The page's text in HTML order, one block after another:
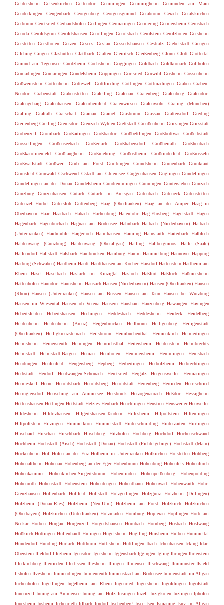
Geldersheim
Gelsenkirchen Geltendorf Gemmingen Gemmrigheim
Gemünden am Main
Genderkingen
Gengenbach Georgenberg Georgensgmünd Gerabronn Gerach
Geratskirchen
Gerbrunn Geretsried Gerhardshofen Gerlingen Germaringen Germering Germersheim Gernsbach
Geroda Geroldsgrün Geroldshausen Gerolfingen Gerolsbach Gerolstein Gerolzhofen Gersheim
Gerstetten
Gersthofen Gerzen Gesees Geslau Gessertshausen Gestratz Giebelstadt
Giengen
Gilching Gingen Glashütten Glattbach Glatten Gleiritsch Gleißenberg Glonn Glött Glottertal
Gmund am Tegernsee Gnotzheim Gochsheim Göggingen Goldbach Goldkronach Gollhofen
Gomadingen Gomaringen Gondelsheim Göppingen Görisried Görwihl Gosheim Gössenheim
Gößweinstein Gottenheim Gotteszell Gottfrieding Göttingen Gottmadingen Graben Graben-
Neudorf
Grabenstätt Grabenstetten Gräfelfing Grafenau Grafenberg Gräfenberg
Gräfendorf
Grafengehaig
Grafenhausen Grafenrheinfeld Grafenwiesen Grafenwöhr
Grafing (München)
Grafling
Grafrath Grafschaft Grainau Grainet Grasbrunn Grassau Grattersdorf
Greding
Greifenberg Greiling Gremsdorf Grenzach-Wyhlen Grettstadt Greußenheim Griesingen Griesstätt
Gröbenzell
Grömbach Großaitingen Großbardorf Großbettlingen Großbottwar
Großeibstadt
Grosselfingen
Großenseebach Großerlach Großhabersdorf Großheirath
Großheubach
Großkarolinenfeld
Großlangheim Großmehring Großostheim Großrinderfeld
Großrosseln
Großwallstadt
Großweil Grub am Forst Gruibingen Grundsheim Grünenbach
Grünkraut
Grünsfeld Grünwald Gschwend Gstadt am Chiemsee Guggenhausen Güglingen Gundelfingen
Gundelfingen an der Donau Gundelsheim Gundremmingen Gunningen Güntersleben Günzach
Günzburg
Gunzenhausen Gutach Gutach im Breisgau Gütenbach Guteneck
Gutenstetten
Gutenzell-Hürbel
Gütersloh Guttenberg Haag (Oberfranken) Haag an der Amper
Haag in
Oberbayern
Haar Haarbach Habach Hachenburg Hafenlohr Häg-Ehrsberg Hagelstadt
Hagen
Hagenbach Hagenbüchach Hagnau am Bodensee Hahnbach Haibach (Niederbayern) Haibach
(Unterfranken) Haidmühle Haigerloch Haimhausen Haiming Hainsfarth Haiterbach Halblech
Haldenwang (Günzburg)
Haldenwang (Oberallgäu) Halfing Hallbergmoos
Halle (Saale)
Hallerndorf Hallstadt Halsbach Hambrücken Hamburg Hamm Hammelburg Hannover Happurg
Harburg (Schwaben) Hardheim Hardt Hardthausen am Kocher Harsdorf Hartenstein Hartheim am
Rhein
Hasel Haselbach Haslach im Kinzigtal Hasloch Haßfurt Haßloch
Haßmersheim
Hattenhofen Haundorf Haunsheim Hausach Hausen (Niederbayern) Hausen (Oberfranken) Hausen
(Rhön) Hausen (Unterfranken) Hausen am Bussen Hausen am Tann Hausen bei Würzburg
Hausen im Wiesental Hausen ob Verena Häusern Hausham Hauzenberg Hawangen Hayingen
Hebertsfelden
Hebertshausen Hechingen Heddesbach Heddesheim Heideck
Heidelberg
Heidenheim
Heidenheim (Brenz) Heigenbrücken Heilbronn Heiligenberg
Heiligenstadt
(Oberfranken)
Heiligkreuzsteinach Heilsbronn Heimbuchenthal Heimenkirch
Heimertingen
Heimsheim
Heinersreuth Heiningen Heinrichsthal Heitersheim Heldenstein
Helmbrechts
Helmstadt
Helmstadt-Bargen Hemau Hemhofen Hemmersheim Hemmingen
Hemsbach
Hendungen
Henfenfeld Hengersberg Hepberg Herbertingen Herbolzheim
Herbrechtingen
Herbstadt
Herdorf Herdwangen-Schönach Heretsried Hergatz Hergensweiler
Hermaringen
Hermeskeil
Herne Heroldsbach Heroldsberg Heroldstatt Herrenberg Herrieden
Herrischried
Herrngiersdorf
Herrsching am Ammersee Hersbruck Herzogenaurach Heßdorf
Hessigheim
Hettenshausen Hettingen Hettstadt Hetzles Heubach Heuchlingen Heustreu Heusweiler Heuweiler
Hildesheim
Hildrizhausen Hilgertshausen-Tandern Hillesheim Hilpoltstein
Hiltenfingen
Hiltpoltstein
Hilzingen Himmelkron Himmelstadt Hinterschmiding Hinterzarten
Hirrlingen
Hirschaid
Hirschau Hirschbach Hirschberg Hitzhofen Höchberg Hochdorf
Höchenschwand
Höchheim Höchstadt (Aisch) Höchstädt (Donau) Höchstädt (Fichtelgebirge) Hochstadt (Main)
Hockenheim Hof Höfen an der Enz Hofheim in Unterfranken Hofkirchen Hofstetten Hohberg
Hohenaltheim Hohenau Hohenberg an der Eger Hohenbrunn Hohenburg Hohenfels Hohenfurch
Hohenkammer
Höhenkirchen-Siegertsbrunn Hohenlinden Hohenpeißenberg
Hohenpolding
Hohenroth Hohenstadt Hohenstein Hohentengen Hohenthann Hohenwart Hohenwarth Höhr-
Grenzhausen
Hollenbach Hollfeld Hollstadt Holzgerlingen Holzgünz
Holzheim (Dillingen)
Holzheim (Donau-Ries)
Holzheim (Neu-Ulm) Holzheim am Forst Holzkirch
Holzkirchen
(Oberbayern) Holzkirchen (Unterfranken) Holzmaden Homburg Hopferau Höpfingen Horb am
Neckar Horben Horgau Horgenzell Hörgertshausen Hornbach Hornberg Hösbach Höslwang
Hoßkirch Höttingen Hüffenhardt Hüfingen Hügelsheim Huglfing Huisheim Hülben Hummeltal
Hunderdorf Hunding Hurlach Hutthurm Hüttisheim Hüttlingen Ibach Ichenhausen Icking Idar-
Oberstein Iffeldorf Iffezheim Igensdorf Igersheim Iggensbach Iggingen Igling Ihringen Ihrlerstein
Illerkirchberg Illerrieden Illertissen Illesheim Illingen Illmensee Illschwang Ilmmünster Ilsfeld
Ilshofen Ilvesheim Immendingen Immenreuth Immenstaad am Bodensee Immenstadt im Allgäu
Inchenhofen Ingelfingen Ingelheim am Rhein Ingenried Ingersheim Ingoldingen Ingolstadt
Innernzell Inning am Ammersee Inning am Holz Insingen Inzell Inzigkofen Inzlingen Iphofen
Ippesheim Ipsheim Irchenrieth Irlbach Irndorf Irschenberg Irsee Isen Ismaning Isny im Allgäu